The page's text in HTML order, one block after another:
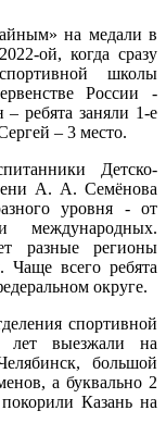
на медали в
ой, когда сразу
школы
России -
ребята заняли 1-е
– 3 место.
Детско-
А. А. Семёнова
уровня - от
международных.
разные регионы
Чаще всего ребята
округе.
спортивной
лет выезжали на
большой
а буквально 2
Казань на